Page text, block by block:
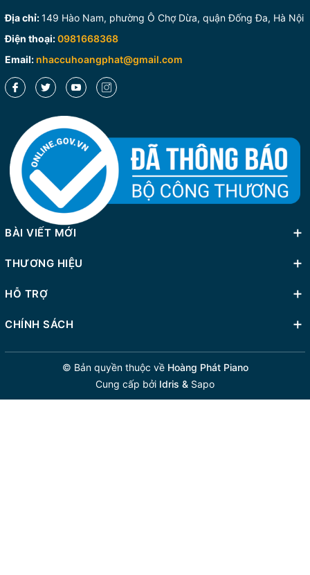
Địa chỉ:149 Hào Nam, phường Ô Chợ Dừa, quận Đống Đa, Hà Nội
Điện thoại:0981668368
Email: nhaccuhoangphat@gmail.com
BÀI VIẾT MỚI
THƯƠNG HIỆU
HỖ TRỢ
CHÍNH SÁCH
© Bản quyền thuộc về Hoàng Phát Piano
Cung cấp bởi Idris & Sapo